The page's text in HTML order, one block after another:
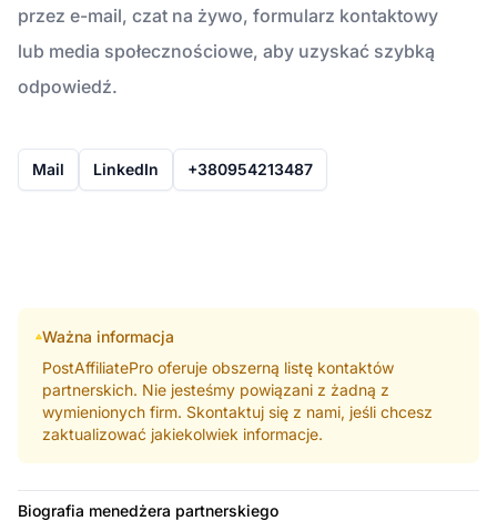
przez e-mail, czat na żywo, formularz kontaktowy
lub media społecznościowe, aby uzyskać szybką
odpowiedź.
Mail LinkedIn +380954213487
Ważna informacja
PostAffiliatePro oferuje obszerną listę kontaktów
partnerskich. Nie jesteśmy powiązani z żadną z
wymienionych firm. Skontaktuj się z nami, jeśli chcesz
zaktualizować jakiekolwiek informacje.
Biografia menedżera partnerskiego